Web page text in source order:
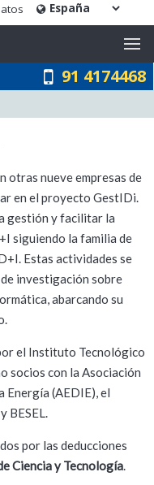
91 4174468
otras nueve empresas de
en el proyecto GestIDi.
gestión y facilitar la
siguiendo la familia de
Estas actividades se
investigación sobre
abarcando su
el Instituto Tecnológico
socios con la Asociación
Energía (AEDIE), el
BESEL.
por las deducciones
Ciencia y Tecnología.